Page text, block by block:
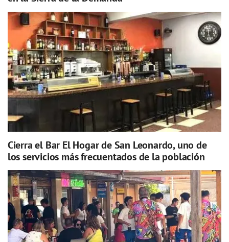
Cierra el Bar El Hogar de San Leonardo, uno de
los servicios más frecuentados de la población